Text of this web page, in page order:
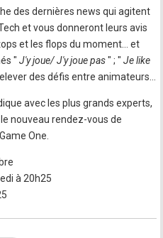
des dernières news qui agitent
et vous donneront leurs avis
et les flops du moment… et
" J'y joue/ J'y joue pas" ; " Je like
des défis entre animateurs…
avec les plus grands experts,
nouveau rendez-vous de
One.
à 20h25